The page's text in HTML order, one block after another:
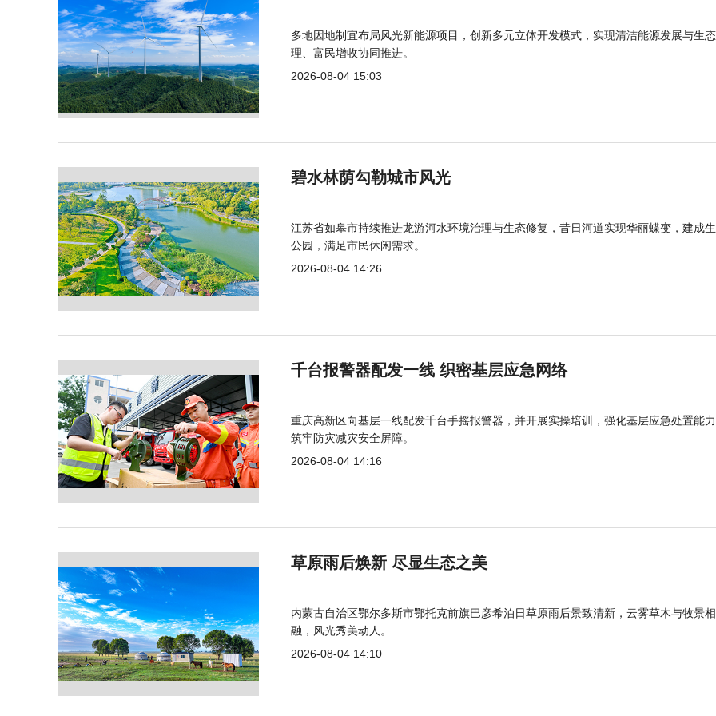
多地因地制宜布局风光新能源项目，创新多元立体开发模式，实现清洁能源发展与生
理、富民增收协同推进。
2026-08-04 15:03
碧水林荫勾勒城市风光
江苏省如皋市持续推进龙游河水环境治理与生态修复，昔日河道实现华丽蝶变，建成
公园，满足市民休闲需求。
2026-08-04 14:26
千台报警器配发一线 织密基层应急网络
重庆高新区向基层一线配发千台手摇报警器，并开展实操培训，强化基层应急处置能
筑牢防灾减灾安全屏障。
2026-08-04 14:16
草原雨后焕新 尽显生态之美
内蒙古自治区鄂尔多斯市鄂托克前旗巴彦希泊日草原雨后景致清新，云雾草木与牧景相
融，风光秀美动人。
2026-08-04 14:10